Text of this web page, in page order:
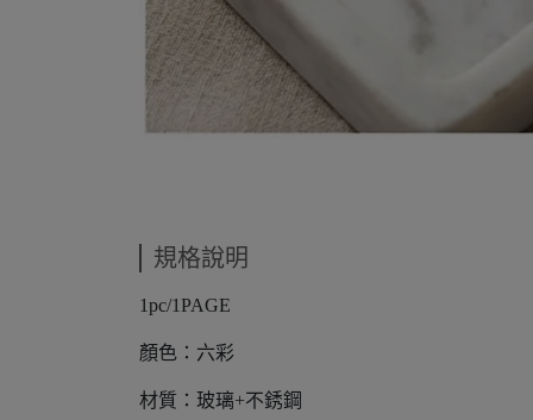
規格說明
1pc/1PAGE
顏色：六彩
材質：玻璃+不銹鋼